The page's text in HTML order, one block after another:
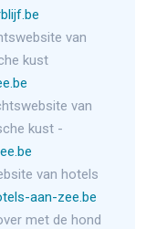
van
kust
van
kust -
van hotels
aan-zee.be
met de hond